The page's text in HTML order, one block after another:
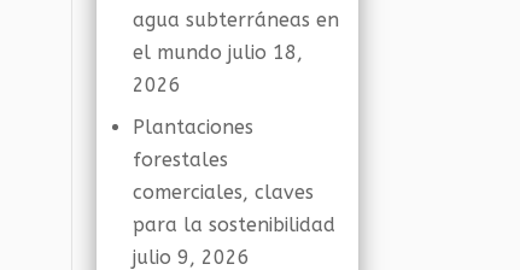
agua subterráneas en
el mundo julio 18,
2026
Plantaciones
forestales
comerciales, claves
para la sostenibilidad
julio 9, 2026